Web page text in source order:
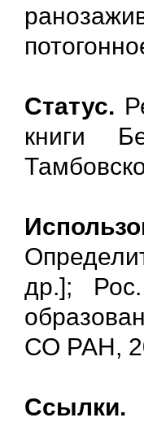
Статус.
книги
др.];
СО РАН,
Ссылки.